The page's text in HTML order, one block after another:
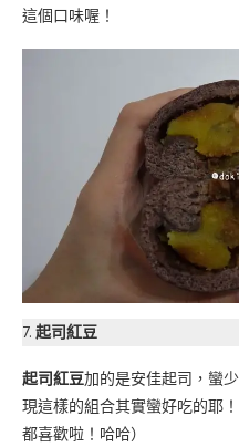
這個口味喔！
7. 起司紅豆
起司紅豆加的是安佳起司，蠻
現這樣的組合其實蠻好吃的耶
都喜歡啦！哈哈）